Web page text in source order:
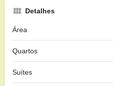
Detalhes
Área
Quartos
Suítes